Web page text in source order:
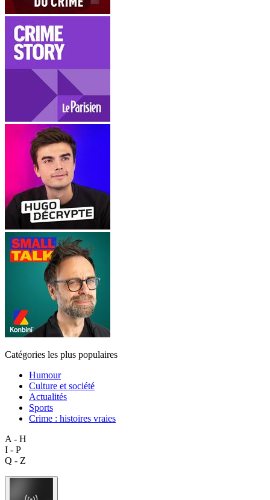
Catégories les plus populaires
Humour
Culture et société
Actualités
Sports
Crime : histoires vraies
A - H
I - P
Q - Z